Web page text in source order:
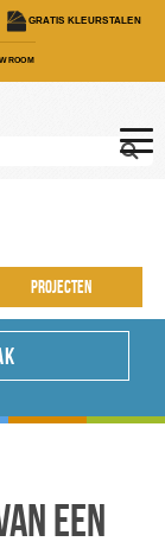
GRATIS KLEURSTALEN
Projecten
een